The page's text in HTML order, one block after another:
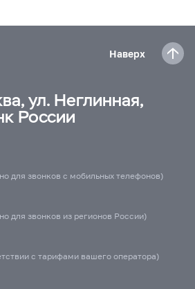
Наверх
ул. Неглинная,
России
для звонков с мобильных телефонов)
для звонков из регионов России)
с тарифами вашего оператора)